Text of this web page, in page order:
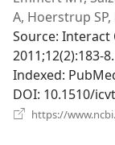
A, Hoerstrup
Source‎: Interact
2011;12(2):183-8.
Indexed‎:
DOI‎: 10.1510/
https://